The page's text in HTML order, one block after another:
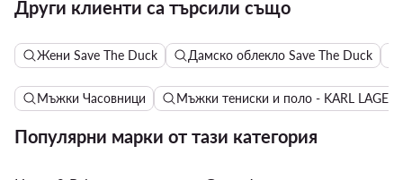
Други клиенти са търсили също
Жени Save The Duck Дамско облекло Save The Duck
Мъжки Часовници Мъжки тениски и поло - KARL
Популярни марки от тази категория